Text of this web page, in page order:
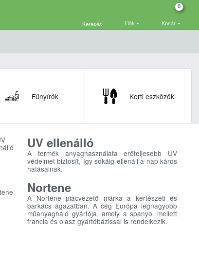
Keresés Fiók Kosár
0
Fűnyírók Kerti eszközök
UV ellenálló
A termék anyaghasználata erőteljesebb UV
védelmet biztosít, így sokáig ellenáll a nap káros
hatásainak.
Nortene
A Nortene piacvezető márka a kertészeti és
barkács ágazatban. A cég Európa legnagyobb
műanyagháló gyártója, amely a spanyol mellett
francia és olasz gyártóbázissal is rendelkezik.